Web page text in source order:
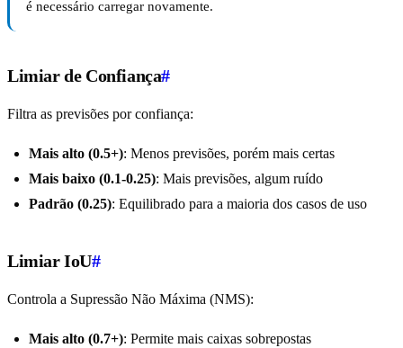
é necessário carregar novamente.
Limiar de Confiança#
Filtra as previsões por confiança:
Mais alto (0.5+): Menos previsões, porém mais certas
Mais baixo (0.1-0.25): Mais previsões, algum ruído
Padrão (0.25): Equilibrado para a maioria dos casos de uso
Limiar IoU#
Controla a Supressão Não Máxima (NMS):
Mais alto (0.7+): Permite mais caixas sobrepostas